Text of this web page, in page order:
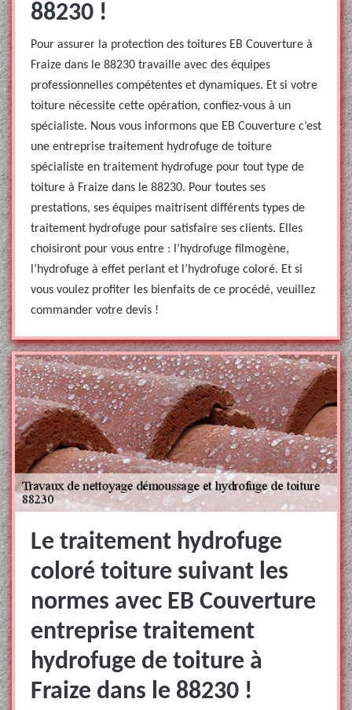
88230 !
Pour assurer la protection des toitures EB Couverture à
Fraize dans le 88230 travaille avec des équipes
professionnelles compétentes et dynamiques. Et si votre
toiture nécessite cette opération, confiez-vous à un
spécialiste. Nous vous informons que EB Couverture c’est
une entreprise traitement hydrofuge de toiture
spécialiste en traitement hydrofuge pour tout type de
toiture à Fraize dans le 88230. Pour toutes ses
prestations, ses équipes maitrisent différents types de
traitement hydrofuge pour satisfaire ses clients. Elles
choisiront pour vous entre : l’hydrofuge filmogène,
l’hydrofuge à effet perlant et l’hydrofuge coloré. Et si
vous voulez profiter les bienfaits de ce procédé, veuillez
commander votre devis !
Le traitement hydrofuge
coloré toiture suivant les
normes avec EB Couverture
entreprise traitement
hydrofuge de toiture à
Fraize dans le 88230 !